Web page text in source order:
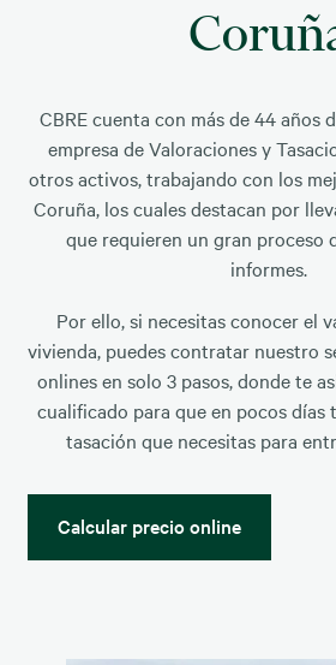
CBRE cuenta con más de 44 años
empresa de Valoraciones y
otros activos, trabajando con los
Coruña, los cuales destacan por
que requieren un gran proceso
informes.
Por ello, si necesitas conocer el
vivienda, puedes contratar nuestro
onlines en solo 3 pasos, donde te
cualificado para que en pocos días
tasación que necesitas para
Calcular precio online